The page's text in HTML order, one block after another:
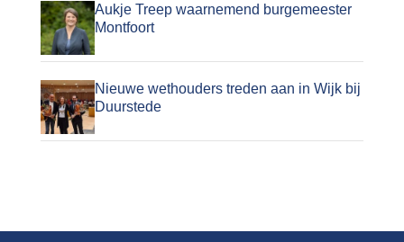
Aukje Treep waarnemend burgemeester
Montfoort
Nieuwe wethouders treden aan in Wijk bij
Duurstede